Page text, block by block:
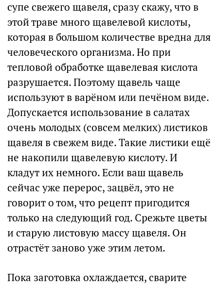
супе свежего щавеля, сразу скажу, что в
этой траве много щавелевой кислоты,
которая в большом количестве вредна для
человеческого организма. Но при
тепловой обработке щавелевая кислота
разрушается. Поэтому щавель чаще
используют в варёном или печёном виде.
Допускается использование в салатах
очень молодых (совсем мелких) листиков
щавеля в свежем виде. Такие листики ещё
не накопили щавелевую кислоту. И
кладут их немного. Если ваш щавель
сейчас уже перерос, зацвёл, это не
говорит о том, что рецепт пригодится
только на следующий год. Срежьте цветы
и старую листовую массу щавеля. Он
отрастёт заново уже этим летом.
Пока заготовка охлаждается, сварите